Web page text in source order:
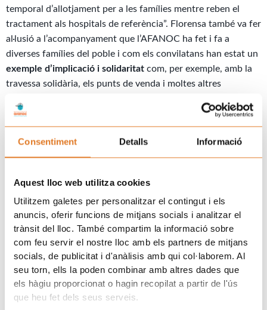
Consentiment Detalls Informació
Aquest lloc web utilitza cookies
Utilitzem galetes per personalitzar el contingut i els
anuncis, oferir funcions de mitjans socials i analitzar el
trànsit del lloc. També compartim la informació sobre
com feu servir el nostre lloc amb els partners de mitjans
socials, de publicitat i d'anàlisis amb qui col·laborem. Al
seu torn, ells la poden combinar amb altres dades que
els hàgiu proporcionat o hagin recopilat a partir de l'ús
que heu fet dels seus serveis.
temporal d’allotjament per a les famílies mentre reben el
tractament als hospitals de referència”. Florensa també va fer
al·lusió a l’acompanyament que l’AFANOC ha fet i fa a
diverses famílies del poble i com els convilatans han estat un
exemple d’implicació i solidaritat com, per exemple, amb la
travessa solidària, els punts de venda i moltes altres
de l’Ajuntament, del Consell Comarcal de la Conca de
de la Generalitat, entre d’altres, els participants de la festa es
van posar la gorra solidària de l’AFANOC, un moment molt
emotiu i llargament aplaudit pels assistents. L’acte es va
cloure amb lasignatura de la vicepresidenta de l’AFANOC al
llibre d’honor de l’Associació Medievalde la Llegenda de
Sant Jordi.
Prev
ANTERIOR
L’AFANOC rep la Conselleria d’Educació a La Casa dels Xuklis
SEGÜENT